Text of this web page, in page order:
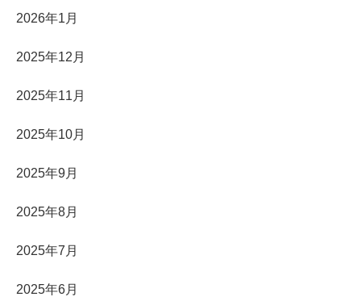
2026年1月
2025年12月
2025年11月
2025年10月
2025年9月
2025年8月
2025年7月
2025年6月